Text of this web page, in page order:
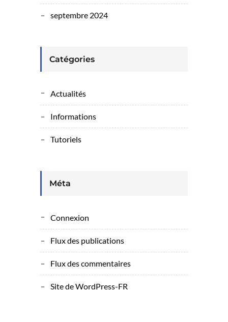
septembre 2024
Catégories
Actualités
Informations
Tutoriels
Méta
Connexion
Flux des publications
Flux des commentaires
Site de WordPress-FR